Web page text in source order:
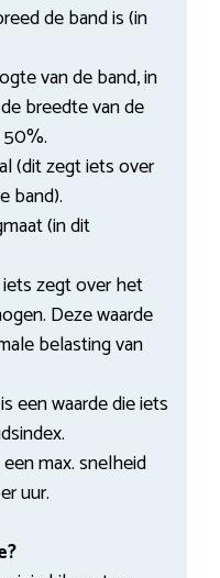
de band is (in
van de band, in
breedte van de
(dit zegt iets over
band).
(in dit
zegt over het
Deze waarde
belasting van
een waarde die iets
max. snelheid
uur.